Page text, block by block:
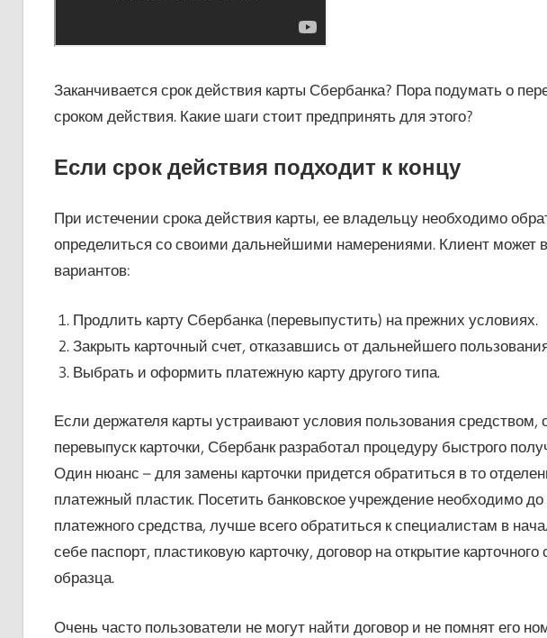
Заканчивается срок действия карты Сбербанка? Пора подумать о
сроком действия. Какие шаги стоит предпринять для этого?
Если срок действия подходит к концу
При истечении срока действия карты, ее владельцу необходимо
определиться со своими дальнейшими намерениями. Клиент может
вариантов:
Продлить карту Сбербанка (перевыпустить) на прежних условиях.
Закрыть карточный счет, отказавшись от дальнейшего
Выбрать и оформить платежную карту другого типа.
Если держателя карты устраивают условия пользования средством,
перевыпуск карточки, Сбербанк разработал процедуру быстрого
Один нюанс – для замены карточки придется обратиться в то
платежный пластик. Посетить банковское учреждение необходимо
платежного средства, лучше всего обратиться к специалистам в
себе паспорт, пластиковую карточку, договор на открытие
образца.
Очень часто пользователи не могут найти договор и не помнят его